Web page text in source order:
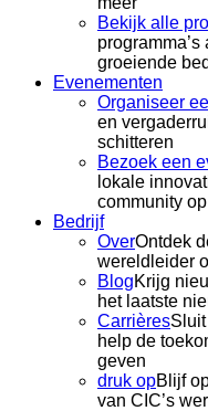
Bekijk alle
groeiende
Evenementen
Organiseer
en
schitteren
Bezoek een
lokale
community op
Bedrijf
OverOntdek
wereldleider
BlogKrijg
het laatste
Carrières
help de
geven
druk opBlijf
van CIC’s